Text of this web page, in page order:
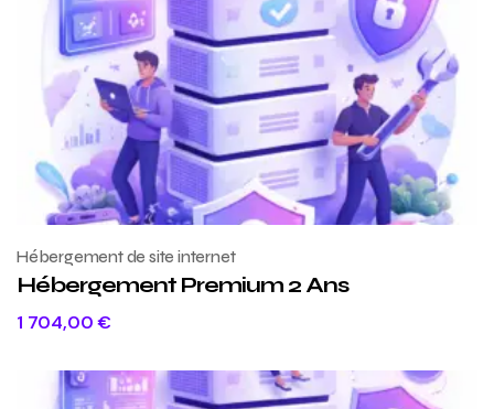
Hébergement de site internet
Hébergement Premium 2 Ans
1 704,00€